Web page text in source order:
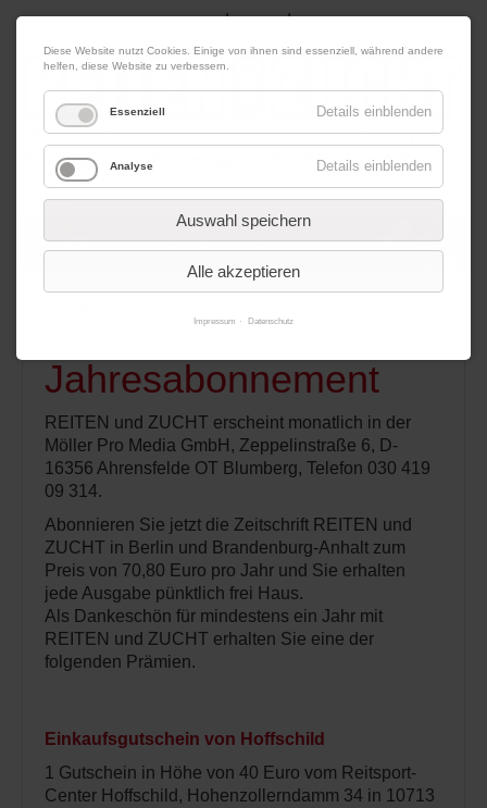
09. August 2026 Impressum|Kontakt|Datenschutz
Werbung
Jahresabonnement
REITEN und ZUCHT erscheint monatlich in der
Möller Pro Media GmbH, Zeppelinstraße 6, D-
16356 Ahrensfelde OT Blumberg, Telefon 030 419
09 314.
Abonnieren Sie jetzt die Zeitschrift REITEN und
ZUCHT in Berlin und Brandenburg-Anhalt zum
Preis von 70,80 Euro pro Jahr und Sie erhalten
jede Ausgabe pünktlich frei Haus.
Als Dankeschön für mindestens ein Jahr mit
REITEN und ZUCHT erhalten Sie eine der
folgenden Prämien.
Einkaufsgutschein von Hoffschild
1 Gutschein in Höhe von 40 Euro vom Reitsport-
Center Hoffschild, Hohenzollerndamm 34 in 10713
Diese Website nutzt Cookies. Einige von ihnen sind essenziell, während andere
helfen, diese Website zu verbessern.
Essenziell Details einblenden
Analyse Details einblenden
Auswahl speichern
Alle akzeptieren
Impressum Datenschutz